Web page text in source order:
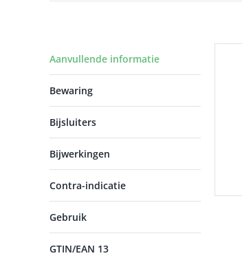
Aanvullende informatie
Bewaring
Bijsluiters
Bijwerkingen
Contra-indicatie
Gebruik
GTIN/EAN 13